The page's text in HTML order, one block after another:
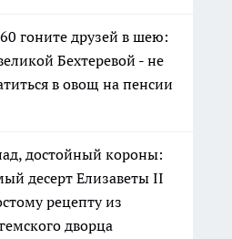
гоните друзей в шею:
Бехтеревой - не
в овощ на пенсии
достойный короны:
десерт Елизаветы II
рецепту из
дворца